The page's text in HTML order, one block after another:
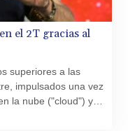
el 2T gracias al
superiores a las
impulsados una vez
la nube ("cloud") y la
a un ritmo cada